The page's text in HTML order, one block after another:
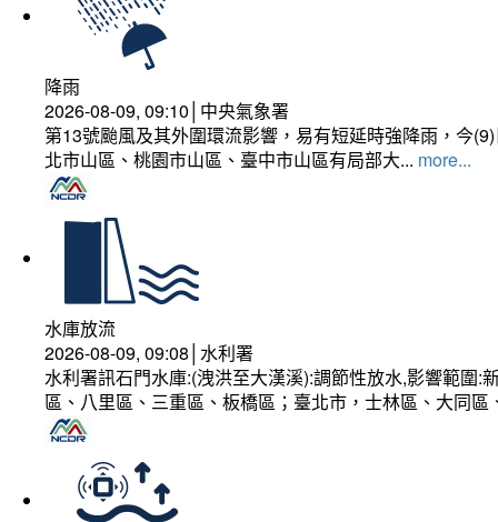
降雨
2026-08-09, 09:10│中央氣象署
第13號颱風及其外圍環流影響，易有短延時強降雨，今
北市山區、桃園市山區、臺中市山區有局部大... more...
水庫放流
2026-08-09, 09:08│水利署
水利署訊石門水庫:(洩洪至大漢溪):調節性放水,影響範圍
區、八里區、三重區、板橋區；臺北市，士林區、大同